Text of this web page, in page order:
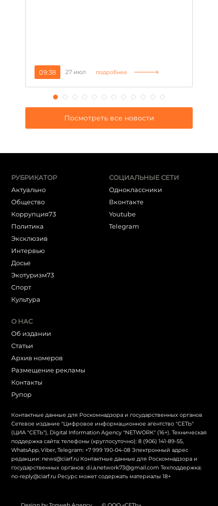
09:38 27 июл подробнее
Посмотреть все новости
РУБРИКАТОР
Актуально
Общество
Коррупция73
Политика
Эксклюзив
Интервью
Досье
Экотуризм73
Cпорт
Культура
СОЦИАЛЬНЫЕ СЕТИ
Одноклассники
Вконтакте
Youtube
Telegram
О НАС
Об издании
Статьи
Архив номеров
Размещение рекламы
Контакты
Рупор
Контактные данные для Роскомнадзора и государственных органов
Сетевое издание "Цифровое информационное агентство "СЕТЬ"
(ЦИА "СЕТЬ"), Digital Information Agency "NETWORK" (16+). Техническая
поддержка сайта: телефоны (круглосуточно): 8 (906) 141-89-55,
WhatsApp, Viber, Telegram: +7 999 190-04-08 Электронный адрес
редакции: news@ciarf.ru Контактные данные для Роскомнадзора и
государственных органов: d.i.a.network73@gmail.com Техподдержка:
no-reply@ciarf.ru Ресурс может содержать материалы 18+